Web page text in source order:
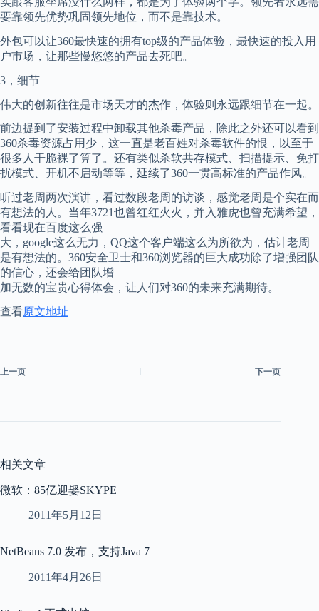
要靠领先优势巩固领先地位，而不是靠技术。
外包可以让360最快速的拥有top级的产品体验，最快速的投入用
户市场，让那些慢悠悠的产品去死吧。
3，细节
伟大的创新往往是市场天才的杰作，体验则永远跟细节在一起。
前边提到了安装过程中卸载其他杀毒产品，除此之外还可以看到
360杀毒资源占用少，这一直是老百姓对杀毒软件的恨，以至于
很多人干脆裸了算了。还有类似杀软共存模式、扫描提示、免打
扰模式、开机不启动等等，延续了360一贯高标准的产品作风。
听过老周两次演讲，看过数段老周的访谈，感觉老周是个实在而
有想法的人。当年3721也曾红红火火，并入雅虎也曾充满希望，
看看现在百度这么强
大，google这么无力，QQ这个客户端这么为所欲为，估计老周
是有想法的。360安全卫士和360浏览器的巨大成功除了增强团队
的信心，还会给团队增
加无数的宝贵心得体会，让人们对360的未来充满期待。
查看原文地址
上一页 下一页
相关文章
微软：85亿迎娶SKYPE
2011年5月12日
NetBeans 7.0 发布，支持Java 7
2011年4月26日